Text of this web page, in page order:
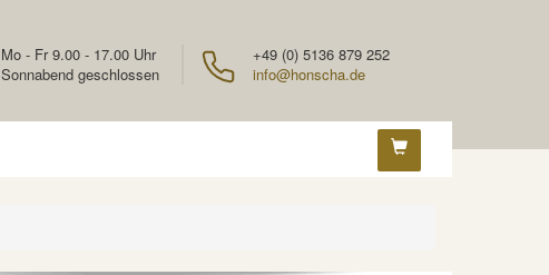
+49 (0) 5136 879 252
info@honscha.de
Mo - Fr 9.00 - 17.00 Uhr
Sonnabend geschlossen